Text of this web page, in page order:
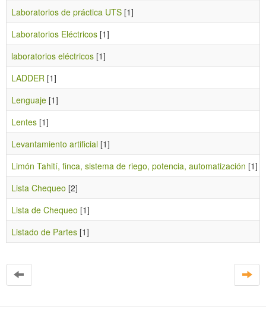
Laboratorios de práctica UTS [1]
Laboratorios Eléctricos [1]
laboratorios eléctricos [1]
LADDER [1]
Lenguaje [1]
Lentes [1]
Levantamiento artificial [1]
Limón Tahití, finca, sistema de riego, potencia, automatización [1]
Lista Chequeo [2]
Lista de Chequeo [1]
Listado de Partes [1]